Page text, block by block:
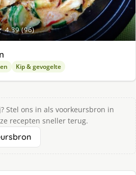
4.39 (96)
Kip & gevogelte
Stel ons in als voorkeursbron in
recepten sneller terug.